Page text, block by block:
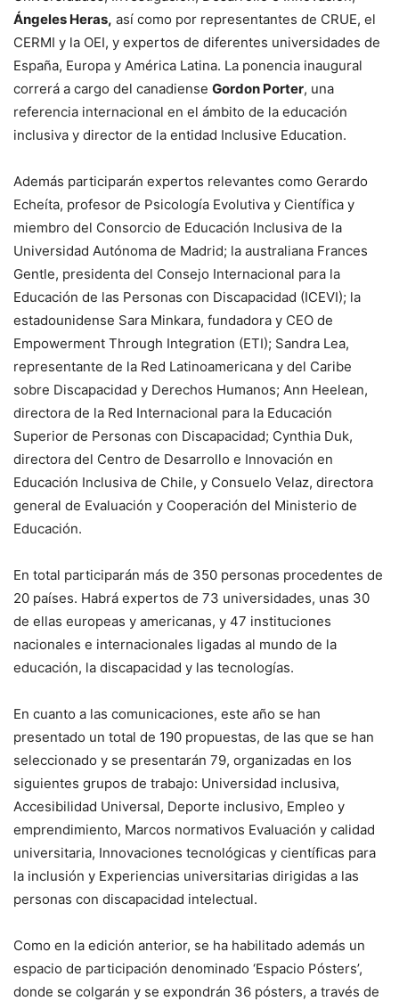
Ángeles Heras, así como por representantes de CRUE, el
CERMI y la OEI, y expertos de diferentes universidades de
España, Europa y América Latina. La ponencia inaugural
correrá a cargo del canadiense Gordon Porter, una
referencia internacional en el ámbito de la educación
inclusiva y director de la entidad Inclusive Education.
Además participarán expertos relevantes como Gerardo
Echeíta, profesor de Psicología Evolutiva y Científica y
miembro del Consorcio de Educación Inclusiva de la
Universidad Autónoma de Madrid; la australiana Frances
Gentle, presidenta del Consejo Internacional para la
Educación de las Personas con Discapacidad (ICEVI); la
estadounidense Sara Minkara, fundadora y CEO de
Empowerment Through Integration (ETI); Sandra Lea,
representante de la Red Latinoamericana y del Caribe
sobre Discapacidad y Derechos Humanos; Ann Heelean,
directora de la Red Internacional para la Educación
Superior de Personas con Discapacidad; Cynthia Duk,
directora del Centro de Desarrollo e Innovación en
Educación Inclusiva de Chile, y Consuelo Velaz, directora
general de Evaluación y Cooperación del Ministerio de
Educación.
En total participarán más de 350 personas procedentes de
20 países. Habrá expertos de 73 universidades, unas 30
de ellas europeas y americanas, y 47 instituciones
nacionales e internacionales ligadas al mundo de la
educación, la discapacidad y las tecnologías.
En cuanto a las comunicaciones, este año se han
presentado un total de 190 propuestas, de las que se han
seleccionado y se presentarán 79, organizadas en los
siguientes grupos de trabajo: Universidad inclusiva,
Accesibilidad Universal, Deporte inclusivo, Empleo y
emprendimiento, Marcos normativos Evaluación y calidad
universitaria, Innovaciones tecnológicas y científicas para
la inclusión y Experiencias universitarias dirigidas a las
personas con discapacidad intelectual.
Como en la edición anterior, se ha habilitado además un
espacio de participación denominado ‘Espacio Pósters’,
donde se colgarán y se expondrán 36 pósters, a través de